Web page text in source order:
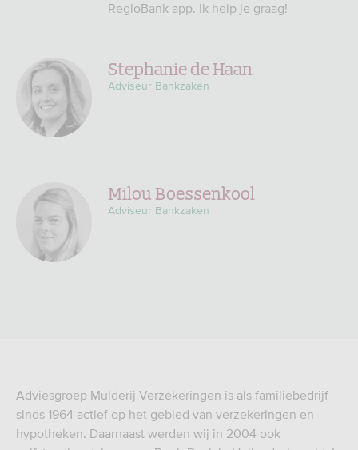
RegioBank app. Ik help je graag!
Stephanie de Haan
Adviseur Bankzaken
Milou Boessenkool
Adviseur Bankzaken
Adviesgroep Mulderij Verzekeringen is als familiebedrijf
sinds 1964 actief op het gebied van verzekeringen en
hypotheken. Daarnaast werden wij in 2004 ook